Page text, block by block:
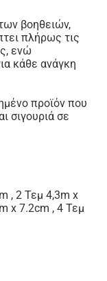
βοηθειών,
πλήρως τις
ενώ
κάθε ανάγκη
προϊόν που
σιγουριά σε
, 2 Τεμ 4,3m x
x 7.2cm , 4 Τεμ